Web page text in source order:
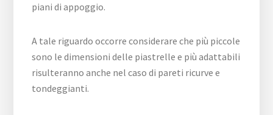
piani di appoggio.
A tale riguardo occorre considerare che più piccole
sono le dimensioni delle piastrelle e più adattabili
risulteranno anche nel caso di pareti ricurve e
tondeggianti.